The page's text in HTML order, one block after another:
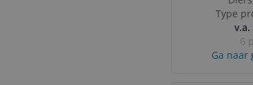
Type
v.a.
6
Ga naar